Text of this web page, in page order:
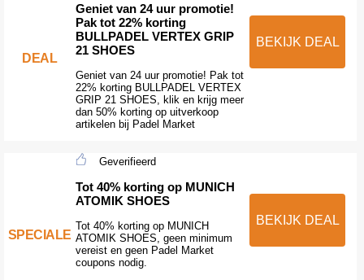
DEAL
Geniet van 24 uur promotie!
Pak tot 22% korting
BULLPADEL VERTEX GRIP
21 SHOES
Geniet van 24 uur promotie! Pak tot
22% korting BULLPADEL VERTEX
GRIP 21 SHOES, klik en krijg meer
dan 50% korting op uitverkoop
artikelen bij Padel Market
BEKIJK DEAL
SPECIALE
Geverifieerd
Tot 40% korting op MUNICH
ATOMIK SHOES
Tot 40% korting op MUNICH
ATOMIK SHOES, geen minimum
vereist en geen Padel Market
coupons nodig.
BEKIJK DEAL